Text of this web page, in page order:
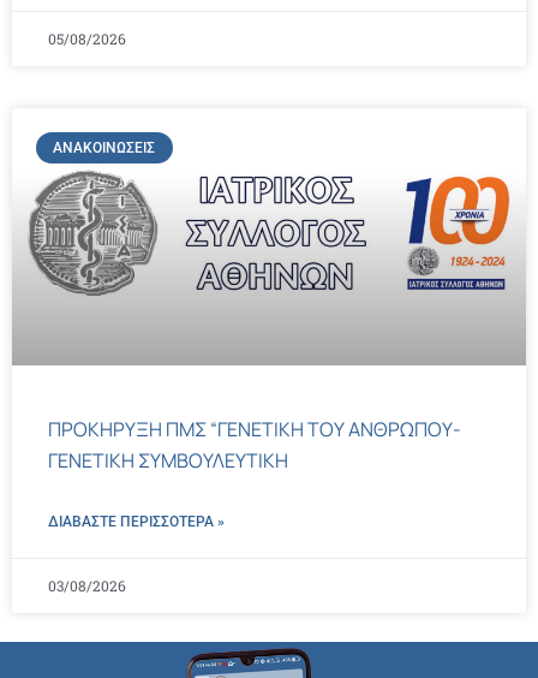
05/08/2026
ΑΝΑΚΟΙΝΏΣΕΙΣ
ΠΡΟΚΗΡΥΞΗ ΠΜΣ “ΓΕΝΕΤΙΚΗ ΤΟΥ ΑΝΘΡΩΠΟΥ-
ΓΕΝΕΤΙΚΗ ΣΥΜΒΟΥΛΕΥΤΙΚΗ
ΔΙΑΒΑΣΤΕ ΠΕΡΙΣΣΌΤΕΡΑ »
03/08/2026